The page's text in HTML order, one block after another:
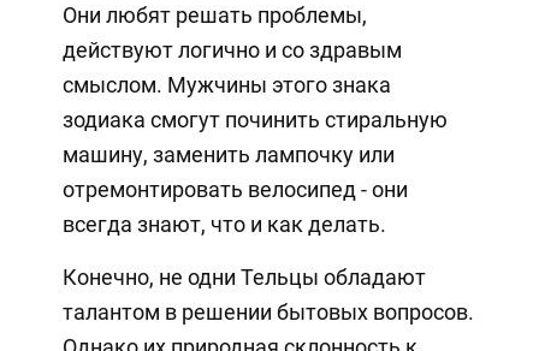
Они любят решать проблемы,
действуют логично и со здравым
смыслом. Мужчины этого знака
зодиака смогут починить стиральную
машину, заменить лампочку или
отремонтировать велосипед - они
всегда знают, что и как делать.
Конечно, не одни Тельцы обладают
талантом в решении бытовых вопросов.